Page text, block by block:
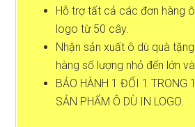
Hỗ trợ tất cả các đơn hàng
logo từ 50 cây.
Nhận sản xuất ô dù quà
hàng số lượng nhỏ đến lớn
BẢO HÀNH 1 ĐỔI 1 TRONG
SẢN PHẨM Ô DÙ IN LOGO.